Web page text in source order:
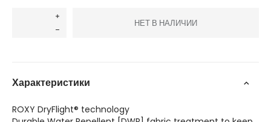
НЕТ В НАЛИЧИИ
Характеристики
ROXY DryFlight® technology